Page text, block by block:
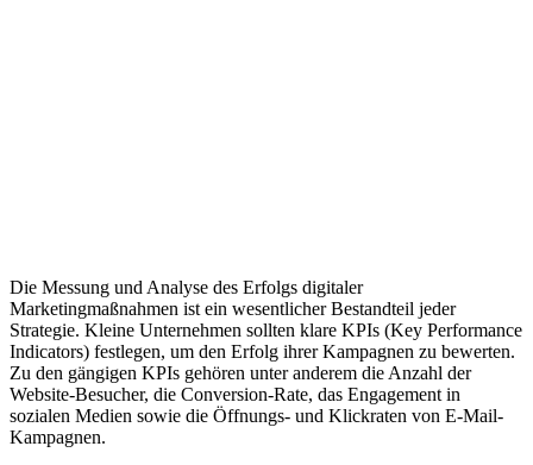
Die Messung und Analyse des Erfolgs digitaler
Marketingmaßnahmen ist ein wesentlicher Bestandteil jeder
Strategie. Kleine Unternehmen sollten klare KPIs (Key Performance
Indicators) festlegen, um den Erfolg ihrer Kampagnen zu bewerten.
Zu den gängigen KPIs gehören unter anderem die Anzahl der
Website-Besucher, die Conversion-Rate, das Engagement in
sozialen Medien sowie die Öffnungs- und Klickraten von E-Mail-
Kampagnen.